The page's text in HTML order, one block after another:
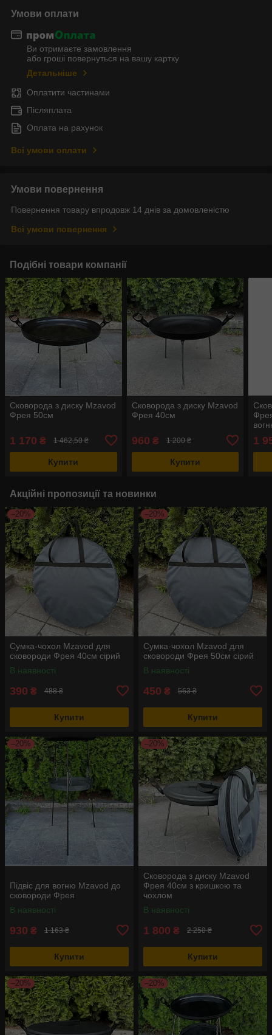
Умови оплати
Ви отримаєте замовлення
або гроші повернуться на вашу картку
Детальніше
Оплатити частинами
Післяплата
Оплата на рахунок
Всі умови оплати
Умови повернення
Повернення товару впродовж 14 днів за домовленістю
Всі умови повернення
Подібні товари компанії
Сковорода з диску Mzavod
Фрея 50см
1 170 ₴ 1 462,50 ₴
Купити
Сковорода з диску Mzavod
Фрея 40см
960 ₴ 1 200 ₴
Купити
1
Акційні пропозиції та новинки
–20%
Сумка-чохол Mzavod для
сковороди Фрея 40см сірий
В наявності
390 ₴ 488 ₴
Купити
–20%
Сумка-чохол Mzavod для
сковороди Фрея 50см сірий
В наявності
450 ₴ 563 ₴
Купити
–20%
Підвіс для вогню Mzavod до
сковороди Фрея
В наявності
930 ₴ 1 163 ₴
Купити
–20%
Сковорода з диску Mzavod
Фрея 40см з кришкою та
чохлом
В наявності
1 800 ₴ 2 250 ₴
Купити
–20% –20%